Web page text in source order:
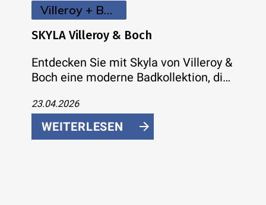
Villeroy + Boch
SKYLA Villeroy & Boch
Entdecken Sie mit Skyla von Villeroy &
Boch eine moderne Badkollektion, die
und asymmetrischer Formensprache
überzeugt. Flexible Farb- und
Größenoptionen, innovative
23.04.2026
WEITERLESEN